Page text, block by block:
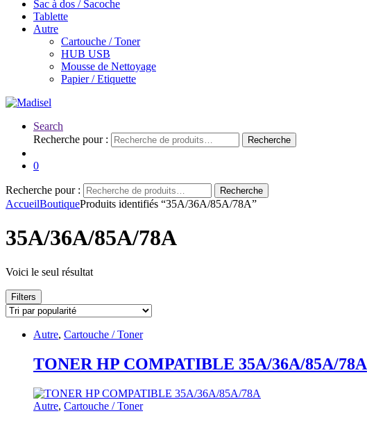
Sac à dos / Sacoche
Tablette
Autre
Cartouche / Toner
HUB USB
Mousse de Nettoyage
Papier / Etiquette
Search
Recherche pour :
Recherche
0
Recherche pour : Recherche
AccueilBoutiqueProduits identifiés “35A/36A/85A/78A”
35A/36A/85A/78A
Voici le seul résultat
Filters
Autre, Cartouche / Toner
TONER HP COMPATIBLE 35A/36A/85A/78A
Autre, Cartouche / Toner